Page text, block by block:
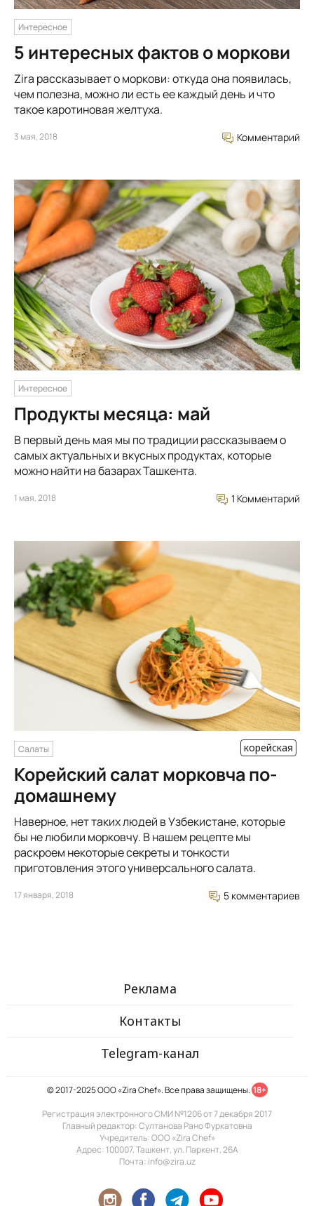
Интересное
5 интересных фактов о моркови
Zira рассказывает о моркови: откуда она появилась,
чем полезна, можно ли есть ее каждый день и что
такое каротиновая желтуха.
3 мая, 2018 Комментарий
Интересное
Продукты месяца: май
В первый день мая мы по традиции рассказываем о
самых актуальных и вкусных продуктах, которые
можно найти на базарах Ташкента.
1 мая, 2018 1 Комментарий
Салаты корейская
Корейский салат морковча по-
домашнему
Наверное, нет таких людей в Узбекистане, которые
бы не любили морковчу. В нашем рецепте мы
раскроем некоторые секреты и тонкости
приготовления этого универсального салата.
17 января, 2018 5 комментариев
Реклама
Контакты
Telegram-канал
© 2017-2025 ООО «Zira Chef». Все права защищены. 18+
Регистрация электронного СМИ №1206 от 7 декабря 2017
Главный редактор: Султанова Рано Фуркатовна
Учредитель: ООО «Zira Chef»
Адрес: 100007, Ташкент, ул. Паркент, 26А
Почта: info@zira.uz